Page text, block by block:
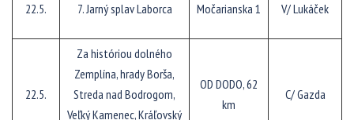
22.5. 7. Jarný splav Laborca Močarianska 1 V/ Lukáček
22.5.
Za históriou dolného
Zemplína, hrady Borša,
Streda nad Bodrogom,
Veľký Kamenec, Kráľovský
OD DODO, 62
km
C/ Gazda